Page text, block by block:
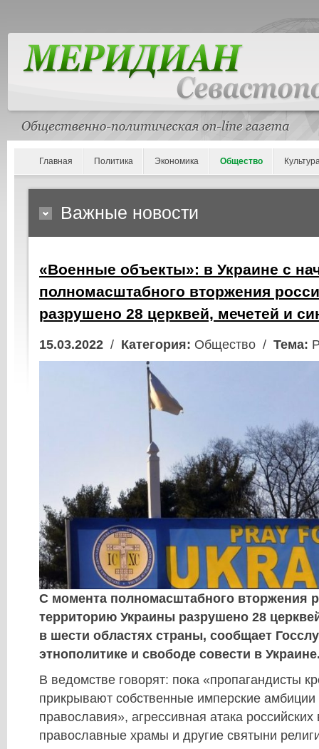
Главная Политика Экономика Общество
Важные новости
«Военные объекты»: в Украине с
полномасштабного вторжения
разрушено 28 церквей, мечетей и
15.03.2022 / Категория: Общество / Тема:
С момента полномасштабного вторжения
территорию Украины разрушено 28
в шести областях страны, сообщает
этнополитике и свободе совести в
В ведомстве говорят: пока «пропагандисты
прикрывают собственные имперские
православия», агрессивная атака российских
православные храмы и другие святыни